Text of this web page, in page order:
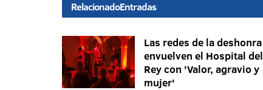
RelacionadoEntradas
Las redes de la deshonra
envuelven el Hospital del
Rey con 'Valor, agravio y
mujer'